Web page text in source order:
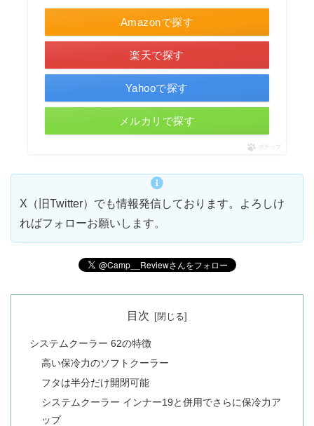
Amazonで探す
楽天で探す
Yahooで探す
メルカリで探す
ポチップ
X（旧Twitter）でも情報発信しております。よろしけ
ればフォローお願いします。
目次
システムクーラー 62の特徴
高い保冷力のソフトクーラー
フタは半分だけ開閉可能
システムクーラー インナー19と併用でさらに保冷力ア
ップ